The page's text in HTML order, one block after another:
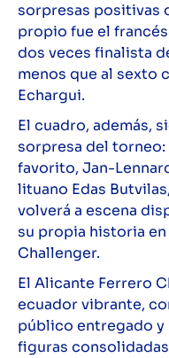
sorpresas positivas
propio fue el
dos veces finalista
menos que al sexto
Echargui.
El cuadro, además,
sorpresa del
favorito, Jan-
lituano Edas
volverá a escena
su propia historia
Challenger.
El Alicante Ferrero
ecuador vibrante,
público entregado y
figuras